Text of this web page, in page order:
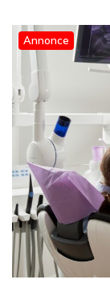
Annonce